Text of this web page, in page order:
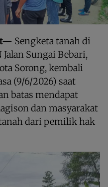
Sengketa tanah di
Sungai Bebari,
Sorong, kembali
(9/6/2026) saat
batas mendapat
dan masyarakat
dari pemilik hak